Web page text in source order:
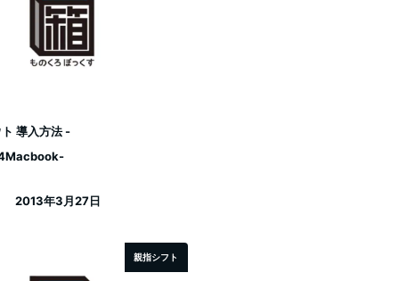
導入方法 -
2013年3月27日
親指シフト